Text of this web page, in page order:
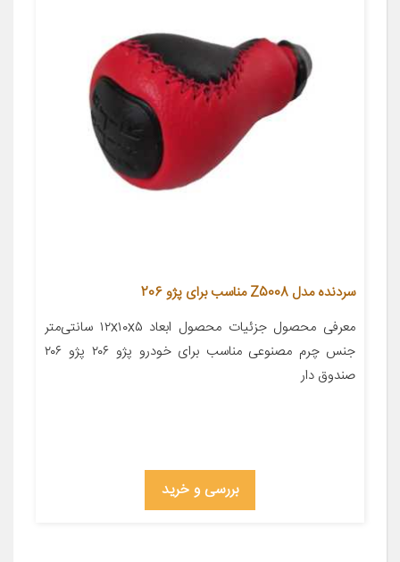
سردنده مدل Z5008 مناسب برای پژو 206
معرفی محصول جزئیات محصول ابعاد ۱۲x۱۰x۵ سانتی‌متر
جنس چرم مصنوعی مناسب برای خودرو پژو ۲۰۶ پژو ۲۰۶
صندوق دار
بررسی و خرید